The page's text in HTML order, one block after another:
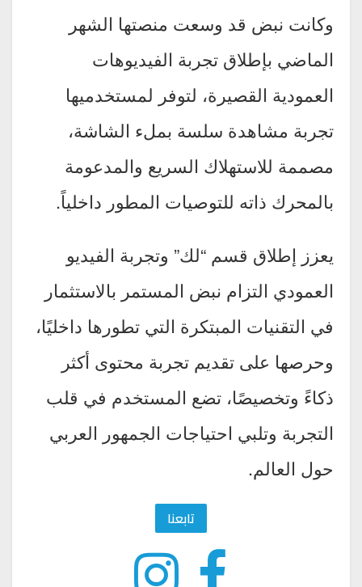
وكانت نبض قد وسعت منصتها الشهر
الماضي بإطلاق تجربة الفيديوهات
العمودية القصيرة، لتوفر لمستخدميها
تجربة مشاهدة سلسة بملء الشاشة،
مصممة للاستهلاك السريع والمدعومة
بالمحرك ذاته للتوصيات المطور داخلياً.
يعزز إطلاق قسم “لك” وتجربة الفيديو
العمودي التزام نبض المستمر بالاستثمار
في التقنيات المبتكرة التي تطورها داخليًا،
وحرصها على تقديم تجربة محتوى أكثر
ذكاءً وتخصيصًا، تضع المستخدم في قلب
التجربة وتلبي احتياجات الجمهور العربي
حول العالم.
تابعنا